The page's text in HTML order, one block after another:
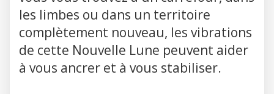
les limbes ou dans un territoire
complètement nouveau, les vibrations
de cette Nouvelle Lune peuvent aider
à vous ancrer et à vous stabiliser.